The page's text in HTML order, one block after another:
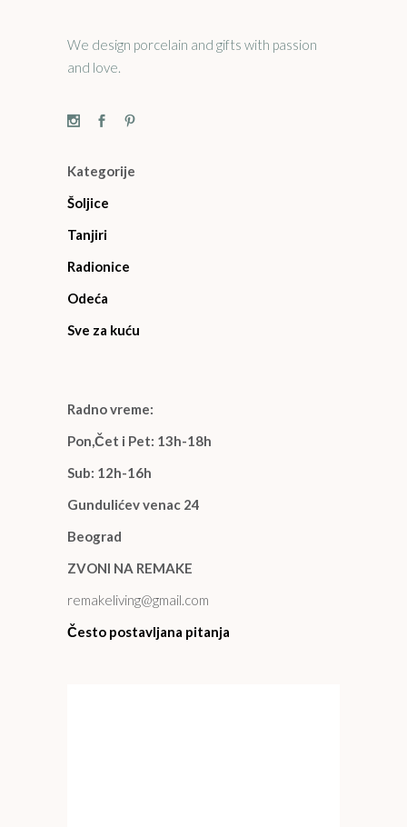
We design porcelain and gifts with passion
and love.
Kategorije
Šoljice
Tanjiri
Radionice
Odeća
Sve za kuću
Radno vreme:
Pon,Čet i Pet: 13h-18h
Sub: 12h-16h
Gundulićev venac 24
Beograd
ZVONI NA REMAKE
remakeliving@gmail.com
Često postavljana pitanja